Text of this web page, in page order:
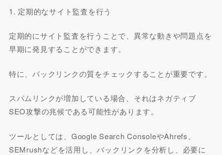
1. 定期的なサイト監査を行う
定期的にサイト監査を行うことで、異常な動きや問題点を
早期に発見することができます。
特に、バックリンクの質をチェックすることが重要です。
スパムリンクが増加している場合、それはネガティブ
SEO攻撃の兆候である可能性があります。
ツールとしては、Google Search ConsoleやAhrefs、
SEMrushなどを活用し、バックリンクを分析し、必要に